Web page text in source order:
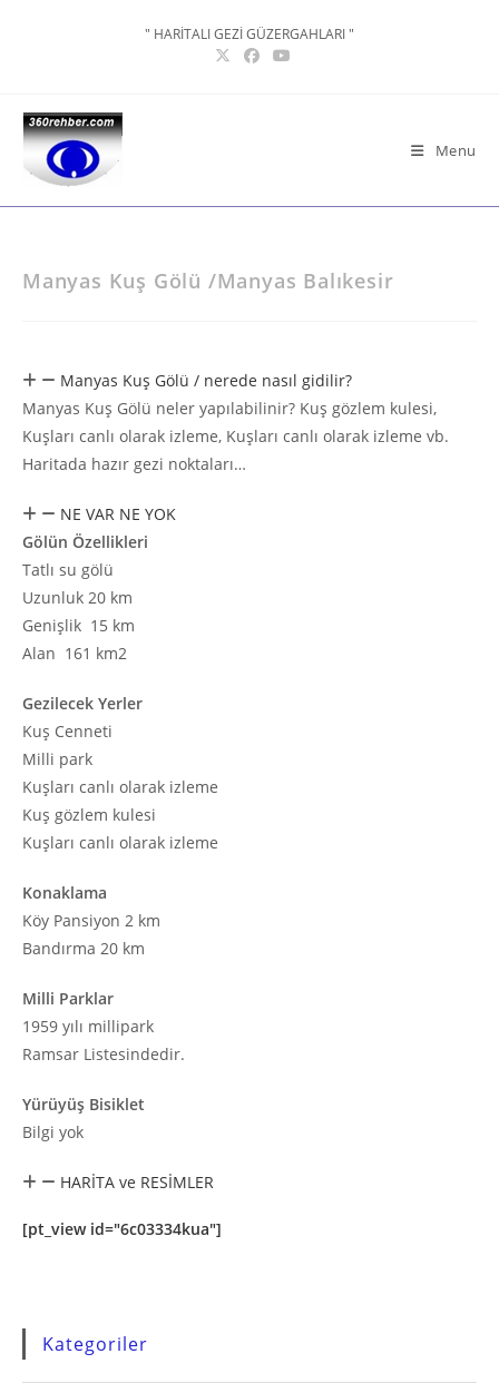
" HARİTALI GEZİ GÜZERGAHLARI "
Menu
Manyas Kuş Gölü /Manyas Balıkesir
Manyas Kuş Gölü / nerede nasıl gidilir?
Manyas Kuş Gölü neler yapılabilinir? Kuş gözlem kulesi,
Kuşları canlı olarak izleme, Kuşları canlı olarak izleme vb.
Haritada hazır gezi noktaları…
NE VAR NE YOK
Gölün Özellikleri
Tatlı su gölü
Uzunluk 20 km
Genişlik 15 km
Alan 161 km2
Gezilecek Yerler
Kuş Cenneti
Milli park
Kuşları canlı olarak izleme
Kuş gözlem kulesi
Kuşları canlı olarak izleme
Konaklama
Köy Pansiyon 2 km
Bandırma 20 km
Milli Parklar
1959 yılı millipark
Ramsar Listesindedir.
Yürüyüş Bisiklet
Bilgi yok
HARİTA ve RESİMLER
[pt_view id="6c03334kua"]
Kategoriler